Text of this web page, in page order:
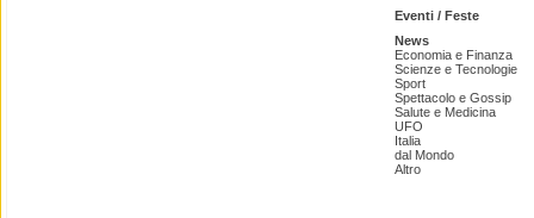
Eventi / Feste
News
Economia e Finanza
Scienze e Tecnologie
Sport
Spettacolo e Gossip
Salute e Medicina
UFO
Italia
dal Mondo
Altro